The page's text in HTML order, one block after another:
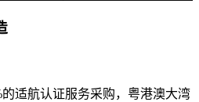
适航认证服务采购，粤港澳大湾